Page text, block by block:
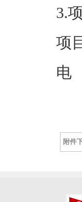
3.
项
电
附件